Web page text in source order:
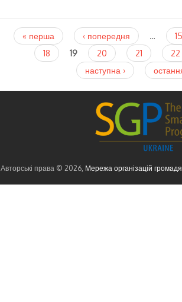
Сторінки
« перша ‹ попередня …
18
19 20 21
22
наступна ›
Авторські права © 2026, Мережа організацій